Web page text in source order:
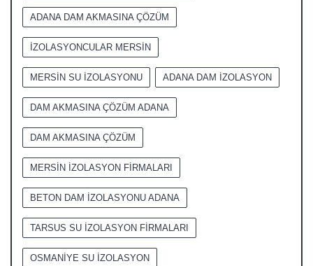
ADANA DAM AKMASINA ÇÖZÜM
İZOLASYONCULAR MERSİN
MERSİN SU İZOLASYONU ADANA DAM İZOLASYON
DAM AKMASINA ÇÖZÜM ADANA
DAM AKMASINA ÇÖZÜM
MERSİN İZOLASYON FİRMALARI
BETON DAM İZOLASYONU ADANA
TARSUS SU İZOLASYON FİRMALARI
OSMANİYE SU İZOLASYON